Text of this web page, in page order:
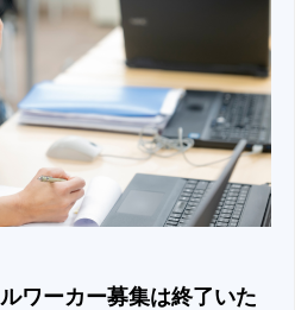
ワーカー募集は終了いた